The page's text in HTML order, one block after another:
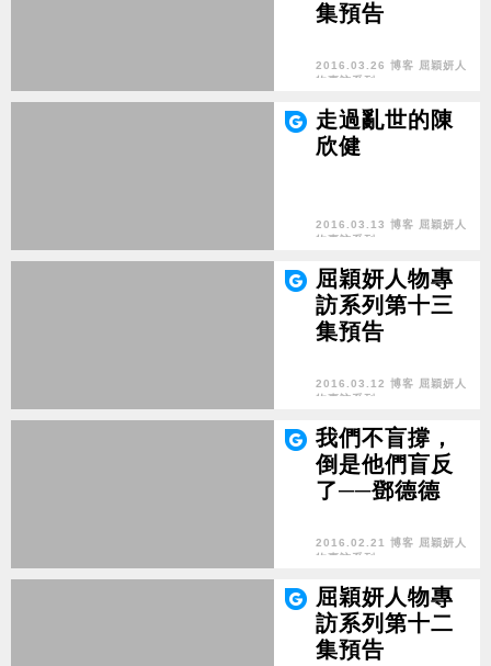
集預告
2016.03.26 博客 屈穎妍人
物專訪系列
走過亂世的陳
欣健
2016.03.13 博客 屈穎妍人
物專訪系列
屈穎妍人物專
訪系列第十三
集預告
2016.03.12 博客 屈穎妍人
物專訪系列
我們不盲撐，
倒是他們盲反
了──鄧德德
2016.02.21 博客 屈穎妍人
物專訪系列
屈穎妍人物專
訪系列第十二
集預告